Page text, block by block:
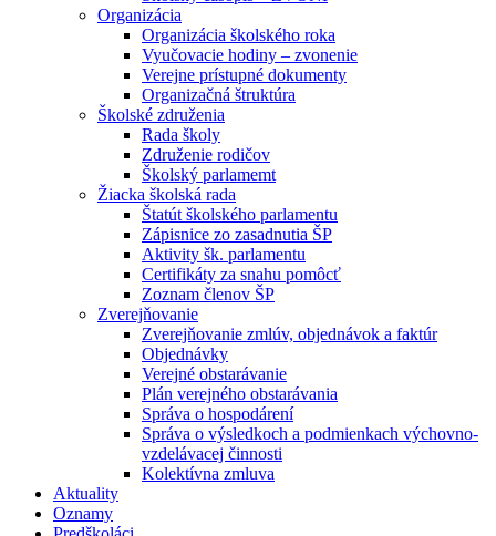
Organizácia
Organizácia školského roka
Vyučovacie hodiny – zvonenie
Verejne prístupné dokumenty
Organizačná štruktúra
Školské združenia
Rada školy
Združenie rodičov
Školský parlamemt
Žiacka školská rada
Štatút školského parlamentu
Zápisnice zo zasadnutia ŠP
Aktivity šk. parlamentu
Certifikáty za snahu pomôcť
Zoznam členov ŠP
Zverejňovanie
Zverejňovanie zmlúv, objednávok a faktúr
Objednávky
Verejné obstarávanie
Plán verejného obstarávania
Správa o hospodárení
Správa o výsledkoch a podmienkach výchovno-
vzdelávacej činnosti
Kolektívna zmluva
Aktuality
Oznamy